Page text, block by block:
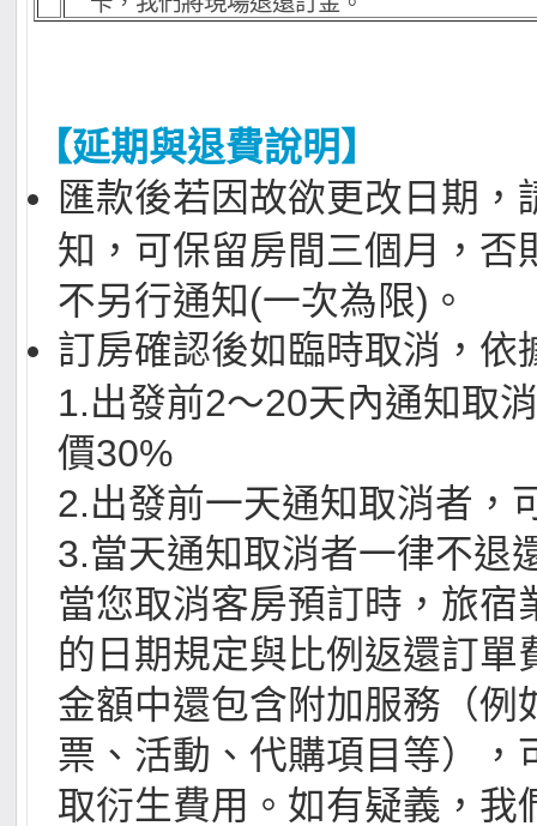
【延期與退費說明】
匯款後若因故欲更改日期，
知，可保留房間三個月，否
不另行通知(一次為限)。
訂房確認後如臨時取消，依
1.出發前2～20天內通知取
價30%
2.出發前一天通知取消者，
3.當天通知取消者一律不退
當您取消客房預訂時，旅宿
的日期規定與比例返還訂單
金額中還包含附加服務（例
票、活動、代購項目等），
取衍生費用。如有疑義，我